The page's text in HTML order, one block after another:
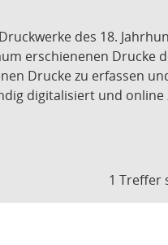
des 18.
erschienenen Drucke
Drucke zu erfassen
digitalisiert und online
1 Treffer